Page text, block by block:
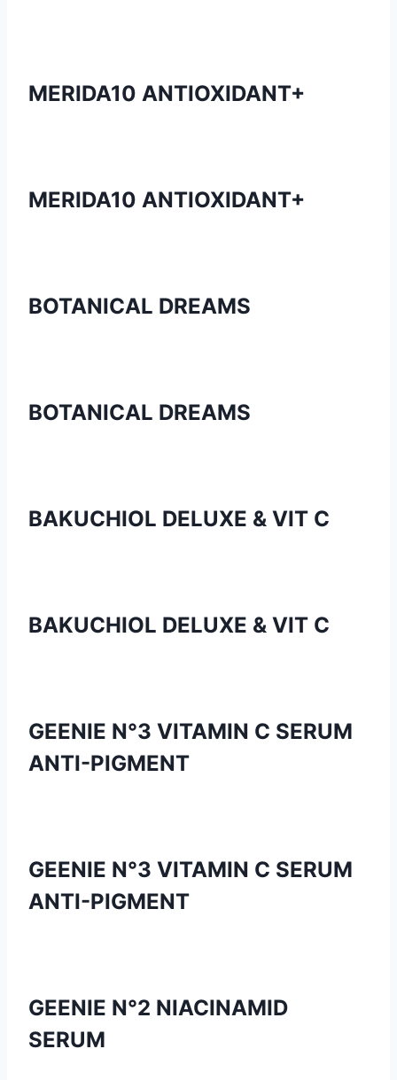
MERIDA10 ANTIOXIDANT+
MERIDA10 ANTIOXIDANT+
BOTANICAL DREAMS
BOTANICAL DREAMS
BAKUCHIOL DELUXE & VIT C
BAKUCHIOL DELUXE & VIT C
GEENIE N°3 VITAMIN C SERUM
ANTI-PIGMENT
GEENIE N°3 VITAMIN C SERUM
ANTI-PIGMENT
GEENIE N°2 NIACINAMID
SERUM